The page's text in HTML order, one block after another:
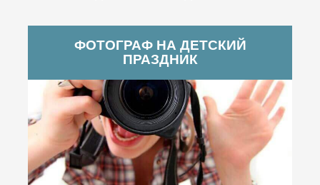
ФОТОГРАФ НА ДЕТСКИЙ
ПРАЗДНИК